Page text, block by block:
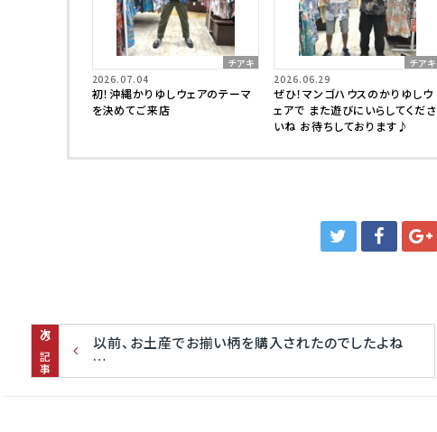
チアキ
2026.07.04
初！沖縄かりゆしウェアのテーマ
を決めてご来店
チアキ
2026.06.29
ぜひ！マンゴハウスのかりゆしウ
ェアで また遊びにいらしてくださ
いね お待ちしております♪
次の記事
以前、お土産でお揃い柄を購入されたのでしたよね
…